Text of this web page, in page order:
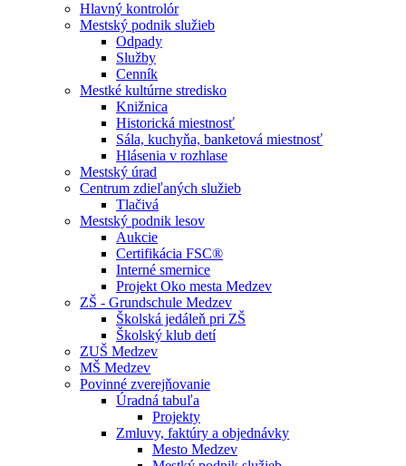
Hlavný kontrolór
Mestský podnik služieb
Odpady
Služby
Cenník
Mestké kultúrne stredisko
Knižnica
Historická miestnosť
Sála, kuchyňa, banketová miestnosť
Hlásenia v rozhlase
Mestský úrad
Centrum zdieľaných služieb
Tlačivá
Mestský podnik lesov
Aukcie
Certifikácia FSC®
Interné smernice
Projekt Oko mesta Medzev
ZŠ - Grundschule Medzev
Školská jedáleň pri ZŠ
Školský klub detí
ZUŠ Medzev
MŠ Medzev
Povinné zverejňovanie
Úradná tabuľa
Projekty
Zmluvy, faktúry a objednávky
Mesto Medzev